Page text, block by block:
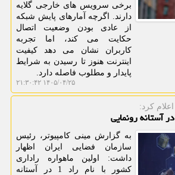
برخی سرویس های خارجی گلایه
دارند. اگرچه آمارهای پایش شبکه
از عادی بودن وضعیت اتصال
حکایت می کند، اما تجربه
کاربران نشان می دهد کیفیت
اینترنت هنوز تا رسیدن به شرایط
پایدار و مطلوب فاصله دارد.
۱۴۰۵/۰۴/۲۵ ۲۱:۳۰:۴۲
كرد:
آستانه رونمایی
به گزارش مینی کامپیوتر، رئیس
سازمان فضایی ایران اظهار
داشت: اولین ماهواره راداری
کشور با نام راد 1 در آستانه